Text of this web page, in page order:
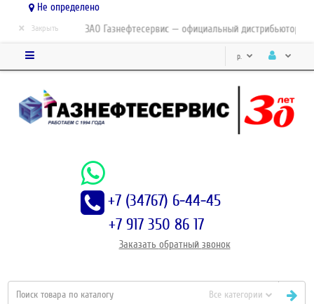
Не определено
ЗАО Газнефтесервис — официальный дистрибьютор-
× Закрыть
р.
+7 (34767) 6-44-45
+7 917 350 86 17
Заказать обратный звонок
Все категории